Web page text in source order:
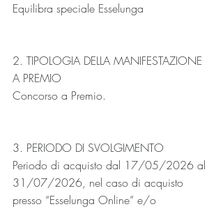
Equilibra speciale Esselunga
2. TIPOLOGIA DELLA MANIFESTAZIONE
A PREMIO
Concorso a Premio.
3. PERIODO DI SVOLGIMENTO
Periodo di acquisto dal 17/05/2026 al
31/07/2026, nel caso di acquisto
presso “Esselunga Online” e/o